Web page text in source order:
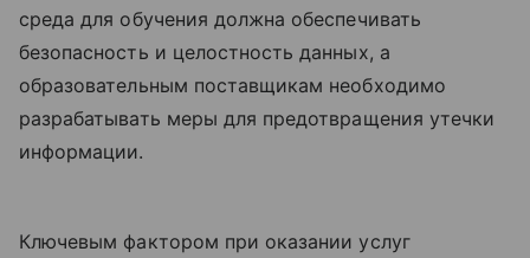
среда для обучения должна обеспечивать
безопасность и целостность данных, а
образовательным поставщикам необходимо
разрабатывать меры для предотвращения утечки
информации.
Ключевым фактором при оказании услуг